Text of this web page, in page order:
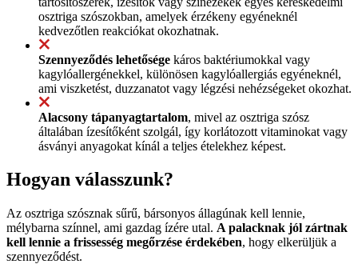
osztriga szószokban, amelyek érzékeny egyéneknél
kedvezőtlen reakciókat okozhatnak.
Szennyeződés lehetősége káros baktériumokkal vagy
kagylóallergénekkel, különösen kagylóallergiás egyéneknél,
ami viszketést, duzzanatot vagy légzési nehézségeket okozhat.
Alacsony tápanyagtartalom, mivel az osztriga szósz
általában ízesítőként szolgál, így korlátozott vitaminokat vagy
ásványi anyagokat kínál a teljes ételekhez képest.
Hogyan válasszunk?
Az osztriga szósznak sűrű, bársonyos állagúnak kell lennie,
mélybarna színnel, ami gazdag ízére utal. A palacknak jól zártnak
kell lennie a frissesség megőrzése érdekében, hogy elkerüljük a
szennyeződést.